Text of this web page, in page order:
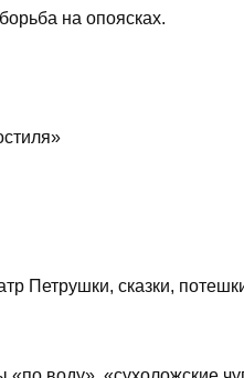
на опоясках.
Петрушки, сказки,